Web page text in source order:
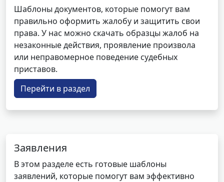
Шаблоны документов, которые помогут вам
правильно оформить жалобу и защитить свои
права. У нас можно скачать образцы жалоб на
незаконные действия, проявление произвола
или неправомерное поведение судебных
приставов.
Перейти в раздел
Заявления
В этом разделе есть готовые шаблоны
заявлений, которые помогут вам эффективно